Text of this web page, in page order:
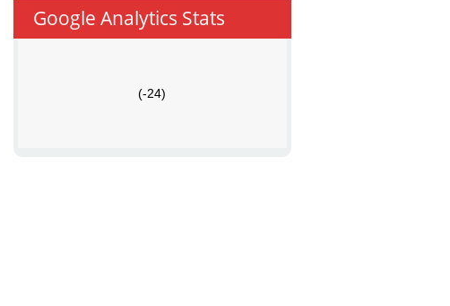
Google Analytics Stats
(-24)